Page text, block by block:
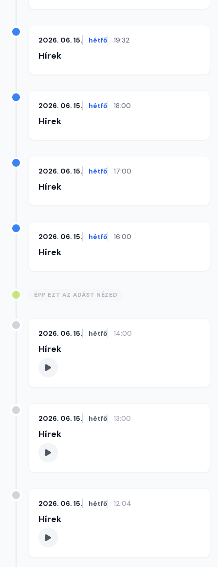
2026. 06. 15. hétfő 19:32
Hírek
2026. 06. 15. hétfő 18:00
Hírek
2026. 06. 15. hétfő 17:00
Hírek
2026. 06. 15. hétfő 16:00
Hírek
ÉPP EZT AZ ADÁST NÉZED
2026. 06. 15. hétfő 14:00
Hírek
2026. 06. 15. hétfő 13:00
Hírek
2026. 06. 15. hétfő 12:04
Hírek